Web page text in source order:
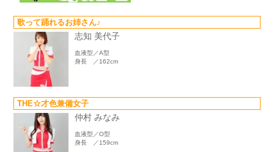
歌って踊れるお姉さん♪
志知 美代子
血液型／A型
身長 ／162cm
THE☆才色兼備女子
仲村 みなみ
血液型／O型
身長 ／159cm